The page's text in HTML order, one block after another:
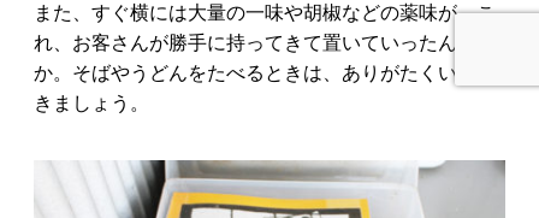
また、すぐ横には大量の一味や胡椒などの薬味が。こ
れ、お客さんが勝手に持ってきて置いていったんだと
か。そばやうどんをたべるときは、ありがたくいただ
きましょう。